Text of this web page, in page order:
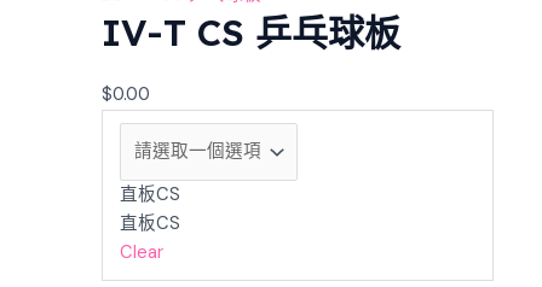
IV-T CS 乒乓球板
$0.00
直板CS
直板CS
Clear